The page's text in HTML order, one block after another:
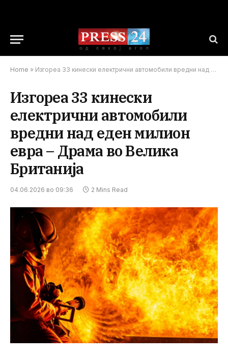
Home » Изгореа 33 кинески електрични автомобили вредни над еден милион евра – Драма во Велика Британија
Изгореа 33 кинески
електрични автомобили
вредни над еден милион
евра – Драма во Велика
Британија
04.06.2026 во 09:36 2 Mins Read